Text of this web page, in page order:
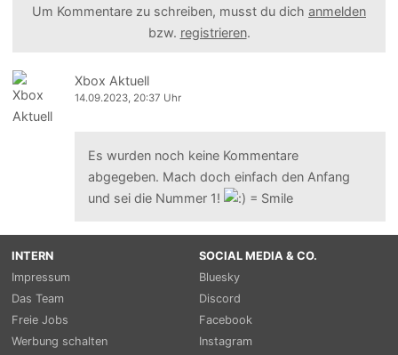
Um Kommentare zu schreiben, musst du dich anmelden
bzw. registrieren.
Xbox Aktuell
14.09.2023, 20:37 Uhr
Es wurden noch keine Kommentare
abgegeben. Mach doch einfach den Anfang
und sei die Nummer 1!
INTERN
Impressum
Das Team
Freie Jobs
Werbung schalten
SOCIAL MEDIA & CO.
Bluesky
Discord
Facebook
Instagram